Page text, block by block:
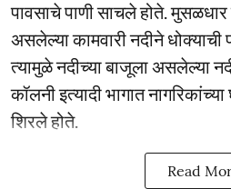
पावसाचे पाणी साचले होते.
असलेल्या कामवारी नदीने धोक्याची
त्यामुळे नदीच्या बाजूला असलेल्या
कॉलनी इत्यादी भागात
शिरले होते.
Read